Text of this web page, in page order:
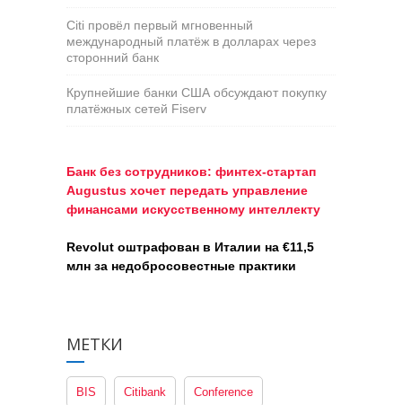
Citi провёл первый мгновенный
международный платёж в долларах через
сторонний банк
Крупнейшие банки США обсуждают покупку
платёжных сетей Fiserv
Банк без сотрудников: финтех-стартап
Augustus хочет передать управление
финансами искусственному интеллекту
Revolut оштрафован в Италии на €11,5
млн за недобросовестные практики
МЕТКИ
BIS Citibank Conference